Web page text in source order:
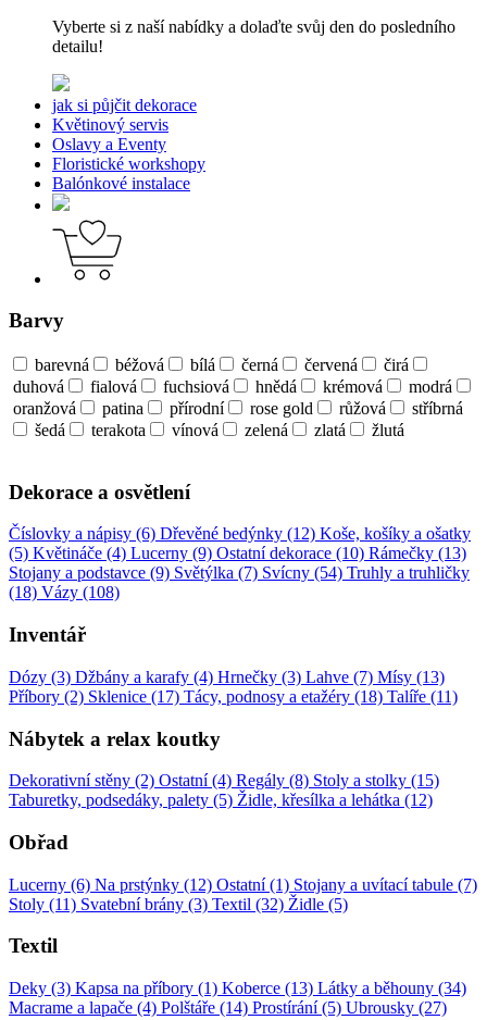
Vyberte si z naší nabídky a dolaďte svůj den do posledního
detailu!
jak si půjčit dekorace
Květinový servis
Oslavy a Eventy
Floristické workshopy
Balónkové instalace
Barvy
barevná béžová bílá černá červená
čirá
duhová
fialová fuchsiová hnědá krémová
modrá
oranžová
patina přírodní rose gold růžová
stříbrná
šedá
terakota vínová zelená zlatá žlutá
Dekorace a osvětlení
Číslovky a nápisy (6) Dřevěné bedýnky (12) Koše, košíky a ošatky
(5) Květináče (4) Lucerny (9) Ostatní dekorace (10) Rámečky (13)
Stojany a podstavce (9) Světýlka (7) Svícny (54) Truhly a truhličky
(18) Vázy (108)
Inventář
Dózy (3) Džbány a karafy (4) Hrnečky (3) Lahve (7) Mísy (13)
Příbory (2) Sklenice (17) Tácy, podnosy a etažéry (18) Talíře (11)
Nábytek a relax koutky
Dekorativní stěny (2) Ostatní (4) Regály (8) Stoly a stolky (15)
Taburetky, podsedáky, palety (5) Židle, křesílka a lehátka (12)
Obřad
Lucerny (6) Na prstýnky (12) Ostatní (1) Stojany a uvítací tabule (7)
Stoly (11) Svatební brány (3) Textil (32) Židle (5)
Textil
Deky (3) Kapsa na příbory (1) Koberce (13) Látky a běhouny (34)
Macrame a lapače (4) Polštáře (14) Prostírání (5) Ubrousky (27)